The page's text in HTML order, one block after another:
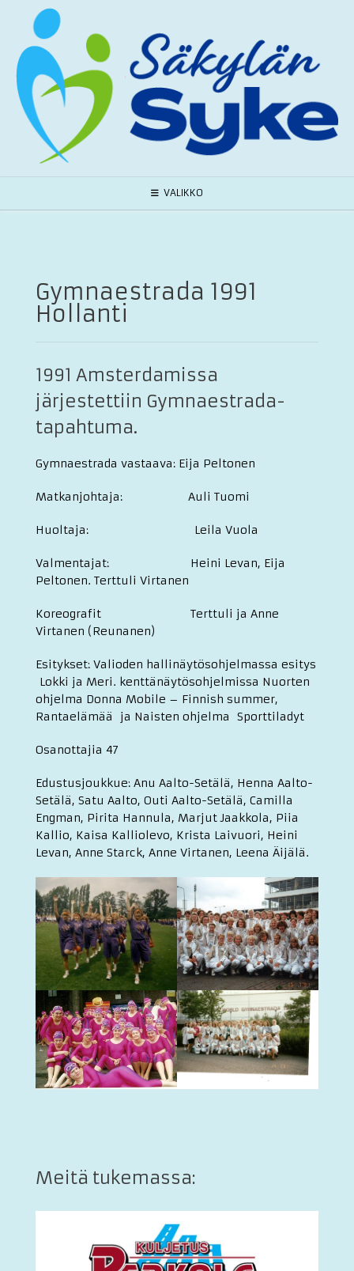
content
VALIKKO
Gymnaestrada 1991
Hollanti
1991 Amsterdamissa
järjestettiin Gymnaestrada-
tapahtuma.
Gymnaestrada vastaava: Eija Peltonen
Matkanjohtaja: Auli Tuomi
Huoltaja: Leila Vuola
Valmentajat: Heini Levan, Eija
Peltonen. Terttuli Virtanen
Koreografit Terttuli ja Anne
Virtanen (Reunanen)
Esitykset: Valioden hallinäytösohjelmassa esitys
Lokki ja Meri. kenttänäytösohjelmissa Nuorten
ohjelma Donna Mobile – Finnish summer,
Rantaelämää ja Naisten ohjelma Sporttiladyt
Osanottajia 47
Edustusjoukkue: Anu Aalto-Setälä, Henna Aalto-
Setälä, Satu Aalto, Outi Aalto-Setälä, Camilla
Engman, Pirita Hannula, Marjut Jaakkola, Piia
Kallio, Kaisa Kalliolevo, Krista Laivuori, Heini
Levan, Anne Starck, Anne Virtanen, Leena Äijälä.
Meitä tukemassa: